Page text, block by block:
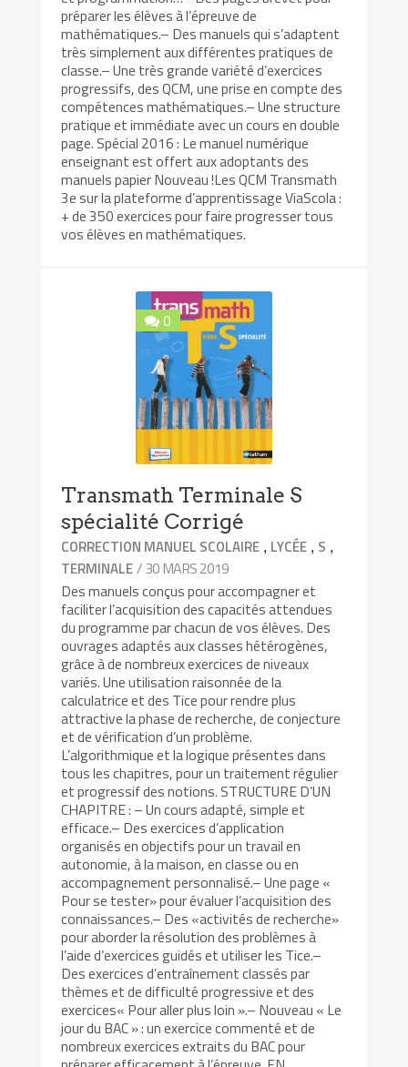
préparer les élèves à l’épreuve de
mathématiques.– Des manuels qui s’adaptent
très simplement aux différentes pratiques de
classe.– Une très grande variété d’exercices
progressifs, des QCM, une prise en compte des
compétences mathématiques.– Une structure
pratique et immédiate avec un cours en double
page. Spécial 2016 : Le manuel numérique
enseignant est offert aux adoptants des
manuels papier Nouveau !Les QCM Transmath
3e sur la plateforme d’apprentissage ViaScola :
+ de 350 exercices pour faire progresser tous
vos élèves en mathématiques.
0
Transmath Terminale S
spécialité Corrigé
CORRECTION MANUEL SCOLAIRE , LYCÉE , S ,
TERMINALE/ 30 MARS 2019
Des manuels conçus pour accompagner et
faciliter l’acquisition des capacités attendues
du programme par chacun de vos élèves. Des
ouvrages adaptés aux classes hétérogènes,
grâce à de nombreux exercices de niveaux
variés. Une utilisation raisonnée de la
calculatrice et des Tice pour rendre plus
attractive la phase de recherche, de conjecture
et de vérification d’un problème.
L’algorithmique et la logique présentes dans
tous les chapitres, pour un traitement régulier
et progressif des notions. STRUCTURE D’UN
CHAPITRE : – Un cours adapté, simple et
efficace.– Des exercices d’application
organisés en objectifs pour un travail en
autonomie, à la maison, en classe ou en
accompagnement personnalisé.– Une page «
Pour se tester» pour évaluer l’acquisition des
connaissances.– Des «activités de recherche»
pour aborder la résolution des problèmes à
l’aide d’exercices guidés et utiliser les Tice.–
Des exercices d’entraînement classés par
thèmes et de difficulté progressive et des
exercices« Pour aller plus loin ».– Nouveau « Le
jour du BAC » : un exercice commenté et de
nombreux exercices extraits du BAC pour